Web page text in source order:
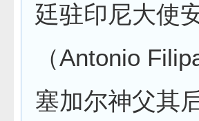
廷驻印尼大使
（Antonio
塞加尔神父其